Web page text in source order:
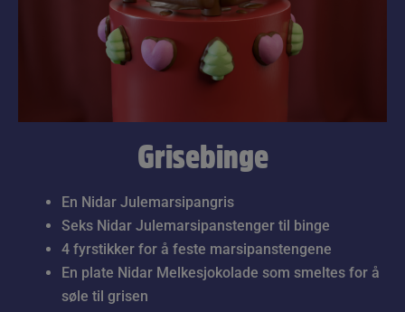
Grisebinge
En Nidar Julemarsipangris
Seks Nidar Julemarsipanstenger til binge
4 fyrstikker for å feste marsipanstengene
En plate Nidar Melkesjokolade som smeltes for å
søle til grisen